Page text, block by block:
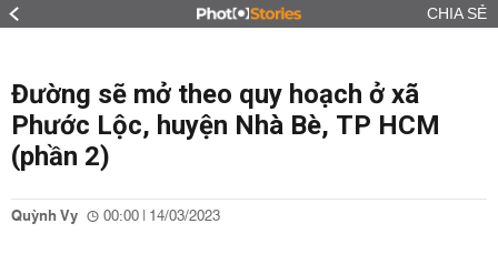
CHIA SẺ
Đường sẽ mở theo quy hoạch ở xã
Phước Lộc, huyện Nhà Bè, TP HCM
(phần 2)
Quỳnh Vy 00:00 | 14/03/2023